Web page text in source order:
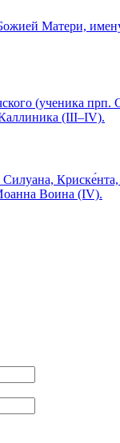
Матери,
(ученика прп.
(III–IV).
Криске́нта,
Воина (IV).